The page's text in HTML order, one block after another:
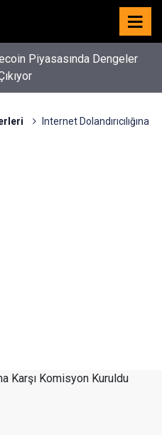
Piyasasında Dengeler
Internet Dolandırıcılığına